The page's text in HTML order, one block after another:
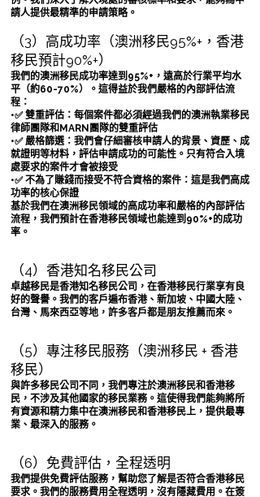
請人提供最精準的申請策略。
（3）高成功率（澳洲移民95%+，香港
移民預計90%+）
我們的澳洲移民成功率達到95%+，遠高於行業平均水
平（約60-70%）。這得益於我們嚴格的內部評估流
程：
•✅ 雙重評估：每個案件都必須經過我們的澳洲執業移民
律師團隊和MARN團隊的雙重評估
•✅ 嚴格篩選：我們會仔細審核申請人的背景、資歷、成
就證明等材料，評估申請成功的可能性。只有符合入境
處要求的案件才會被接受
•✅ 不為了賺錢而接受不符合資格的案件：這是我們高成
功率的核心保證
基於我們在澳洲移民領域的高成功率和嚴格的內部評估
流程，我們預計在香港移民領域也能達到90%+的成功
率。
（4）香港知名移民公司
卓越移民是香港知名移民公司，在香港移民行業享有良
好的聲譽。我們的客戶遍布香港、新加坡、中國大陸、
台灣、馬來西亞等地，許多客戶都是朋友推薦而來。
（5）專注移民服務（澳洲移民 + 香港
移民）
與許多移民公司不同，我們專注於澳洲移民和香港移
民，不涉及其他國家的移民業務。這使得我們能夠將所
有資源和精力集中在澳洲移民和香港移民上，提供最專
業、最深入的服務。
（6）免費評估，全程透明
我們提供免費評估服務，幫助您了解是否符合香港移民
要求。我們的服務費用全程透明，沒有隱藏費用。在簽